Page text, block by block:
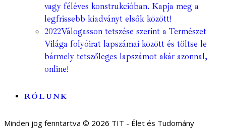
vagy féléves konstrukcióban. Kapja meg a
legfrissebb kiadványt elsők között!
2022Válogasson tetszése szerint a Természet
Világa folyóirat lapszámai között és töltse le
bármely tetszőleges lapszámot akár azonnal,
online!
RÓLUNK
Minden jog fenntartva © 2026 TIT - Élet és Tudomány